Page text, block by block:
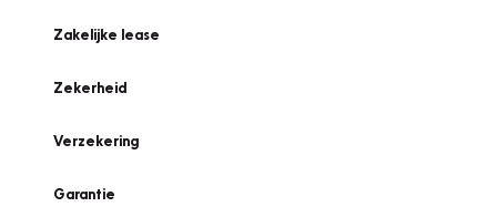
Zakelijke lease
Zekerheid
Verzekering
Garantie